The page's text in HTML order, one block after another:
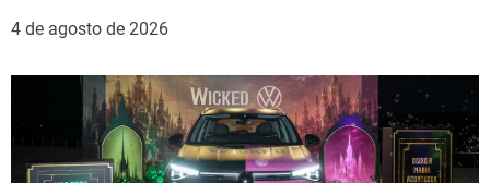
4 de agosto de 2026